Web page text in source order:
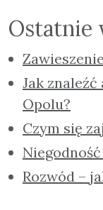
Ostatnie
Jak
Opolu?
Czym się
Rozwód –